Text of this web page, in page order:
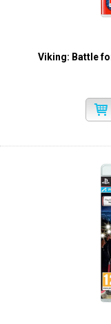
Viking: Battle